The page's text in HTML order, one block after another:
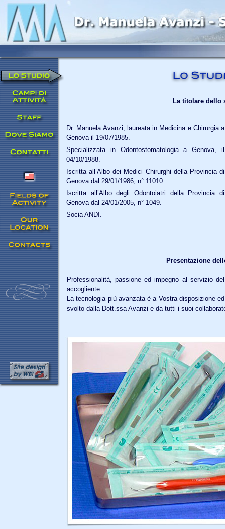
La titolare dello
Presentazione
Professionalità, passione ed impegno al servizio
accogliente.
La tecnologia più avanzata è a Vostra disposizione
svolto dalla Dott.ssa Avanzi e da tutti i suoi
Dr. Manuela Avanzi, laureata in Medicina e Chirurgia a
Genova il 19/07/1985.
Specializzata in Odontostomatologia a Genova, il
04/10/1988.
Iscritta all’Albo dei Medici Chirurghi della Provincia di
Genova dal 29/01/1986, n° 11010
Iscritta all’Albo degli Odontoiatri della Provincia di
Genova dal 24/01/2005, n° 1049.
Socia ANDI.